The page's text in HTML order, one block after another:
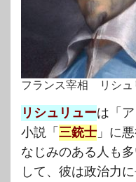
フランス宰相 リシュ
リシュリューは「
小説「 三銃士 」に
なじみのある人も
して、彼は政治力